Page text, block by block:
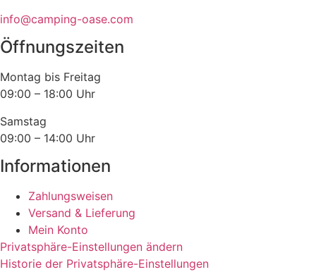
der
Produktseite
gewählt
werden
info@camping-oase.com
Öffnungszeiten
Montag bis Freitag
09:00 – 18:00 Uhr
Samstag
09:00 – 14:00 Uhr
Informationen
Zahlungsweisen
Versand & Lieferung
Mein Konto
Privatsphäre-Einstellungen ändern
Historie der Privatsphäre-Einstellungen